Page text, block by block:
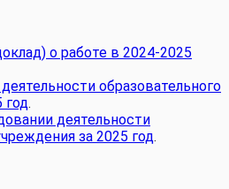
о работе в 2024-2025
образовательного
год.
деятельности
за 2025 год.